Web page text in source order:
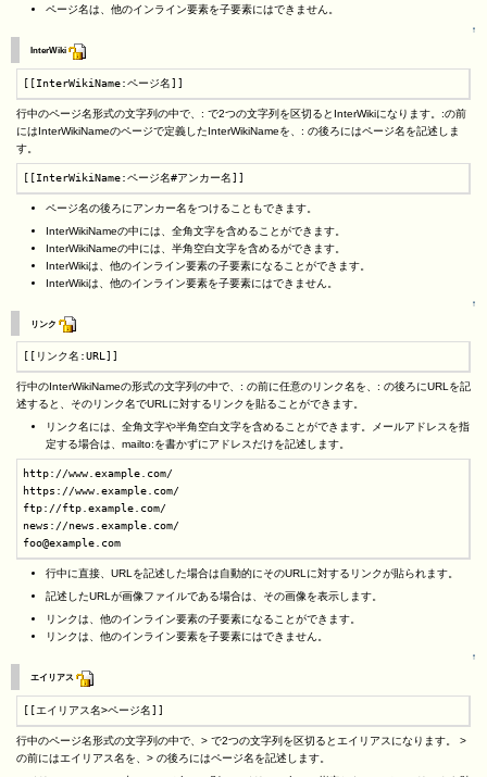
ページ名は、他のインライン要素を子要素にはできません。
↑
InterWiki
[[InterWikiName:ページ名]]
行中のページ名形式の文字列の中で、: で2つの文字列を区切るとInterWikiになります。:の前
にはInterWikiNameのページで定義したInterWikiNameを、: の後ろにはページ名を記述しま
す。
[[InterWikiName:ページ名#アンカー名]]
ページ名の後ろにアンカー名をつけることもできます。
InterWikiNameの中には、全角文字を含めることができます。
InterWikiNameの中には、半角空白文字を含めるができます。
InterWikiは、他のインライン要素の子要素になることができます。
InterWikiは、他のインライン要素を子要素にはできません。
↑
リンク
[[リンク名:URL]]
行中のInterWikiNameの形式の文字列の中で、: の前に任意のリンク名を、: の後ろにURLを記
述すると、そのリンク名でURLに対するリンクを貼ることができます。
リンク名には、全角文字や半角空白文字を含めることができます。メールアドレスを指
定する場合は、mailto:を書かずにアドレスだけを記述します。
http://www.example.com/
https://www.example.com/
ftp://ftp.example.com/
news://news.example.com/
foo@example.com
行中に直接、URLを記述した場合は自動的にそのURLに対するリンクが貼られます。
記述したURLが画像ファイルである場合は、その画像を表示します。
リンクは、他のインライン要素の子要素になることができます。
リンクは、他のインライン要素を子要素にはできません。
↑
エイリアス
[[エイリアス名>ページ名]]
行中のページ名形式の文字列の中で、> で2つの文字列を区切るとエイリアスになります。 >
の前にはエイリアス名を、> の後ろにはページ名を記述します。